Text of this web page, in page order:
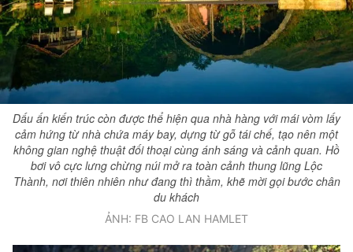
Dấu ấn kiến trúc còn được thể hiện qua nhà hàng với mái vòm lấy
cảm hứng từ nhà chứa máy bay, dựng từ gỗ tái chế, tạo nên một
không gian nghệ thuật đối thoại cùng ánh sáng và cảnh quan. Hồ
bơi vô cực lưng chừng núi mở ra toàn cảnh thung lũng Lộc
Thành, nơi thiên nhiên như đang thì thầm, khẽ mời gọi bước chân
du khách
ẢNH: FB CAO LAN HAMLET